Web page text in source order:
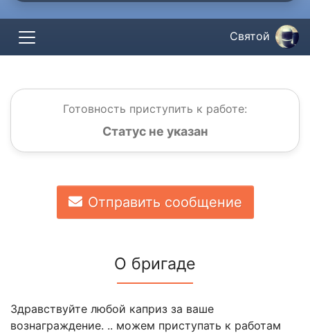
Святой
Готовность приступить к работе:
Статус не указан
Отправить сообщение
О бригаде
Здравствуйте любой каприз за ваше
вознаграждение. .. можем приступать к работам